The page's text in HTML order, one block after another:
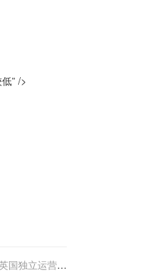
” />
国独立运营的